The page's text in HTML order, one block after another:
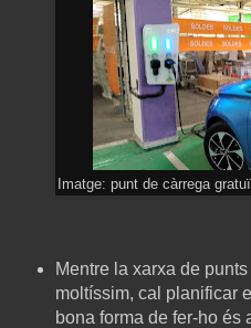
Imatge: punt de càrrega
Mentre la xarxa de
moltíssim, cal planificar
bona forma de fer-ho és